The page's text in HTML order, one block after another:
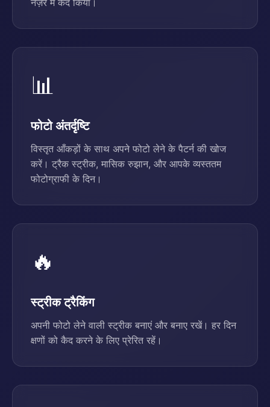
नज़र में कैद किया।
📊
फोटो अंतर्दृष्टि
विस्तृत आँकड़ों के साथ अपने फोटो लेने के पैटर्न की खोज
करें। ट्रैक स्ट्रीक, मासिक रुझान, और आपके व्यस्ततम
फोटोग्राफी के दिन।
🔥
स्ट्रीक ट्रैकिंग
अपनी फोटो लेने वाली स्ट्रीक बनाएं और बनाए रखें। हर दिन
क्षणों को कैद करने के लिए प्रेरित रहें।